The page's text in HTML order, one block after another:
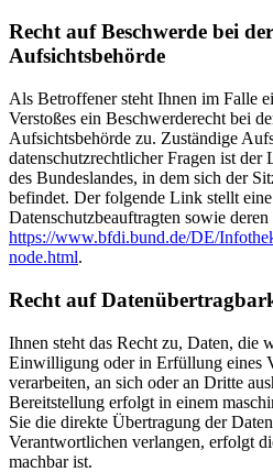
Recht auf Beschwerde bei
Aufsichtsbehörde
Als Betroffener steht Ihnen im Falle
Verstoßes ein Beschwerderecht bei
Aufsichtsbehörde zu. Zuständige
datenschutzrechtlicher Fragen ist der
des Bundeslandes, in dem sich der
befindet. Der folgende Link stellt
Datenschutzbeauftragten sowie
https://www.bfdi.bund.de/DE/
node.html.
Recht auf
Ihnen steht das Recht zu, Daten, die
Einwilligung oder in Erfüllung eines
verarbeiten, an sich oder an Dritte
Bereitstellung erfolgt in einem
Sie die direkte Übertragung der
Verantwortlichen verlangen, erfolgt
machbar ist.